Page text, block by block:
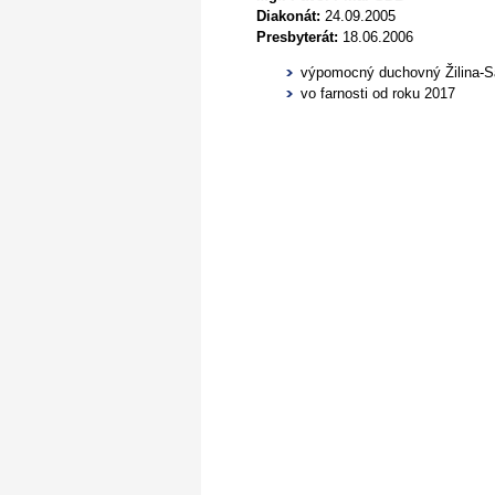
Diakonát: 24.09.2005
Presbyterát: 18.06.2006
výpomocný duchovný Žilina-
vo farnosti od roku 2017